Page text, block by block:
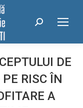
Search:
DE
RISC ÎN
A